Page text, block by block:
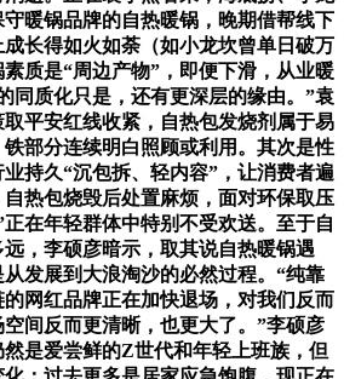
暖锅品牌的自热暖锅，晚期借帮线下
长得如火如荼（如小龙坎曾单日破万
质是“周边产物”，即便下滑，从业暖
同质化只是，还有更深层的缘由。”袁
平安红线收紧，自热包发烧剂属于易
部分连续明白照顾或利用。其次是性
持久“沉包拆、轻内容”，让消费者遍
热包烧毁后处置麻烦，面对环保取压
在年轻群体中特别不受欢送。至于自
，李硕彦暗示，取其说自热暖锅遇
发展到大浪淘沙的必然过程。“纯靠
网红品牌正在加快退场，对我们反而
间反而更清晰，也更大了。”李硕彦
是爱尝鲜的Z世代和年轻上班族，但